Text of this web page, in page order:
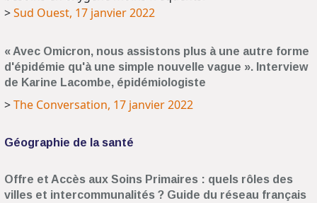
>Sud Ouest, 17 janvier 2022
« Avec Omicron, nous assistons plus à une autre forme
d'épidémie qu'à une simple nouvelle vague ». Interview
de Karine Lacombe, épidémiologiste
>The Conversation, 17 janvier 2022
Géographie de la santé
Offre et Accès aux Soins Primaires : quels rôles des
villes et intercommunalités ? Guide du réseau français